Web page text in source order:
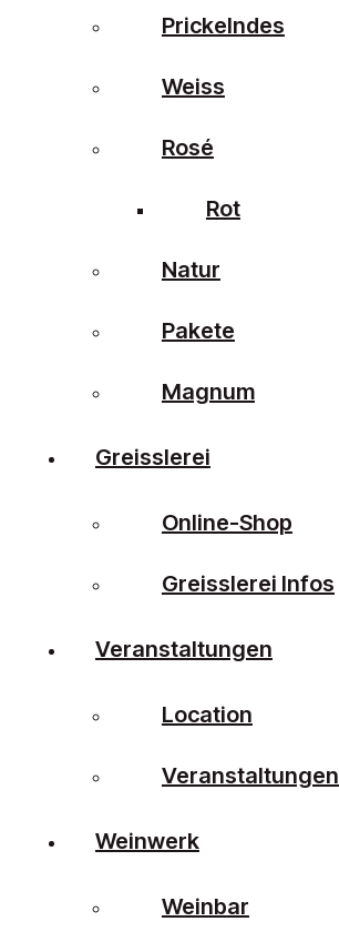
Prickelndes
Weiss
Rosé
Rot
Natur
Pakete
Magnum
Greisslerei
Online-Shop
Greisslerei Infos
Veranstaltungen
Location
Veranstaltungen
Weinwerk
Weinbar